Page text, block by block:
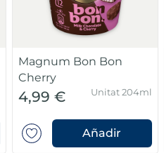
Magnum Bon Bon
Cherry
4,99 € Unitat 204ml
Añadir